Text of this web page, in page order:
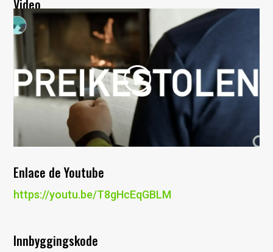
Video
Enlace de Youtube
https://youtu.be/T8gHcEqGBLM
Innbyggingskode